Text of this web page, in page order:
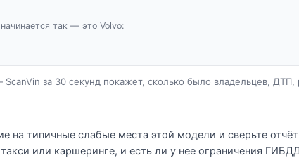
так — это Volvo:
за 30 секунд покажет, сколько было владельцев, ДТП,
на типичные слабые места этой модели и сверьте
или каршеринге, и есть ли у нее ограничения